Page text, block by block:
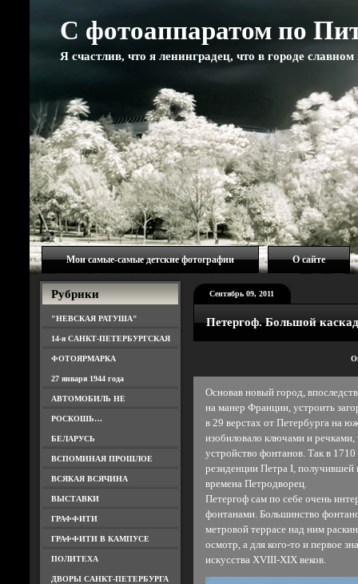
С фотоаппаратом по
Я счастлив, что я ленинградец, что в городе
Мои самые-самые детские фотографии О сайте
Рубрики
"НЕВСКАЯ РАТУША"
14-я САНКТ-ПЕТЕРБУРГСКАЯ
ФОТОЯРМАРКА
27 января 1944 года
АВТОМОБИЛЬ НЕ
РОСКОШЬ…
БЕЛАРУСЬ
ВСПОМИНАЯ ПРОШЛОЕ
ВСЯКАЯ ВСЯЧИНА
ВЫСТАВКИ
ГРАФФИТИ
ГРАФФИТИ В КАМПУСЕ
ПОЛИТЕХА
ДВОРЫ САНКТ-ПЕТЕРБУРГА
Сентябрь 09, 2011
Петергоф. Большой каскад
Основав новый город,
на манер Франции, устроить
в 29 верстах от Петербурга на
изобиловало ключами и речками,
устройство фонтанов. Так в 1710
резиденции Петра I, получившей
времена Петродворец.
Петергоф сам по себе очень
фонтанами. Большинство
метровой террасе над ним
осмотр, а для кого-то и первое
искусства XVIII-XIX веков.